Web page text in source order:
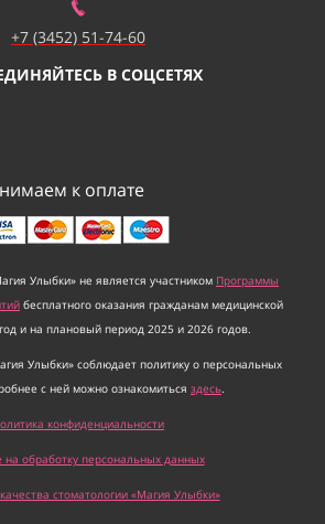
+7 (3452) 51-74-60
В СОЦСЕТЯХ
к оплате
Улыбки» не является участником Программы
бесплатного оказания гражданам медицинской
и на плановый период 2025 и 2026 годов.
Улыбки» соблюдает политику о персональных
с ней можно ознакомиться здесь.
конфиденциальности
на обработку персональных данных
стоматологии «Магия Улыбки»